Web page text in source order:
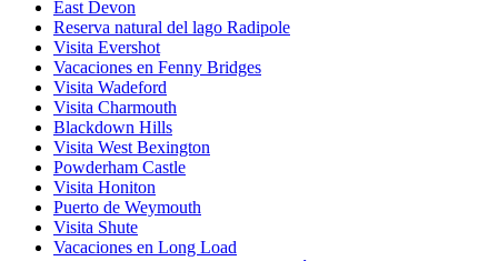
East Devon
Reserva natural del lago Radipole
Visita Evershot
Vacaciones en Fenny Bridges
Visita Wadeford
Visita Charmouth
Blackdown Hills
Visita West Bexington
Powderham Castle
Visita Honiton
Puerto de Weymouth
Visita Shute
Vacaciones en Long Load